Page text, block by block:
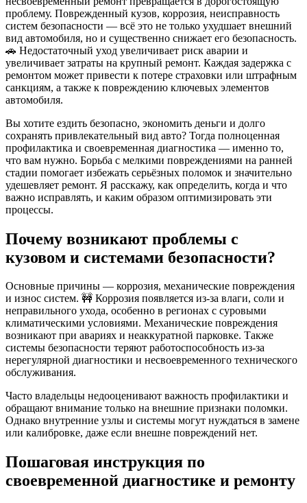
проблему. Поврежденный кузов, коррозия, неисправность
систем безопасности — всё это не только ухудшает внешний
вид автомобиля, но и существенно снижает его безопасность.
🚗 Недостаточный уход увеличивает риск аварии и
увеличивает затраты на крупный ремонт. Каждая задержка с
ремонтом может привести к потере страховки или штрафным
санкциям, а также к повреждению ключевых элементов
автомобиля.
Вы хотите ездить безопасно, экономить деньги и долго
сохранять привлекательный вид авто? Тогда полноценная
профилактика и своевременная диагностика — именно то,
что вам нужно. Борьба с мелкими повреждениями на ранней
стадии помогает избежать серьёзных поломок и значительно
удешевляет ремонт. Я расскажу, как определить, когда и что
важно исправлять, и каким образом оптимизировать эти
процессы.
Почему возникают проблемы с
кузовом и системами безопасности?
Основные причины — коррозия, механические повреждения
и износ систем. 🚧 Коррозия появляется из-за влаги, соли и
неправильного ухода, особенно в регионах с суровыми
климатическими условиями. Механические повреждения
возникают при авариях и неаккуратной парковке. Также
системы безопасности теряют работоспособность из-за
нерегулярной диагностики и несвоевременного технического
обслуживания.
Часто владельцы недооценивают важность профилактики и
обращают внимание только на внешние признаки поломки.
Однако внутренние узлы и системы могут нуждаться в замене
или калибровке, даже если внешне повреждений нет.
Пошаговая инструкция по
своевременной диагностике и ремонту